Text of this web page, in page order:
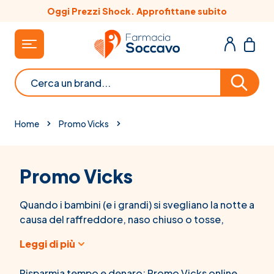
Salta al contenuto
Oggi Prezzi Shock. Approfittane subito
Cerca
Home Promo Vicks
Promo Vicks
Quando i bambini (e i grandi) si svegliano la notte a
causa del raffreddore, naso chiuso o tosse,
famiglia.
Leggi di più